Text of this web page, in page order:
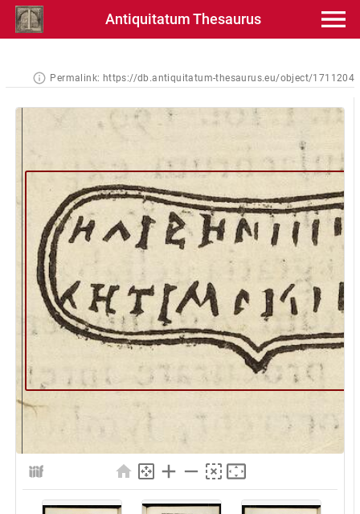
Antiquitatum Thesaurus
Permalink: https://db.antiquitatum-thesaurus.eu/object/1711204